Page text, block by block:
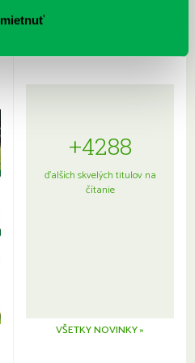
japonskou kuchyňou a etiketou
+4288
ďalších skvelých titulov na
čítanie
VŠETKY NOVINKY »